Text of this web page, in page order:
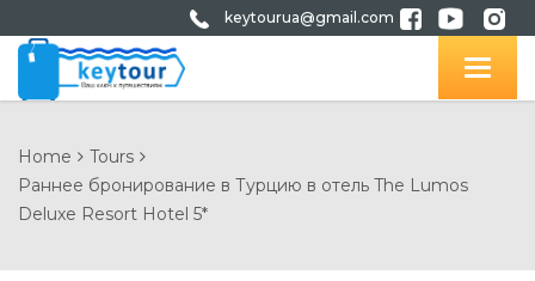
keytourua@gmail.com
Home
Tours
Раннее бронирование в Турцию в отель The Lumos
Deluxe Resort Hotel 5*